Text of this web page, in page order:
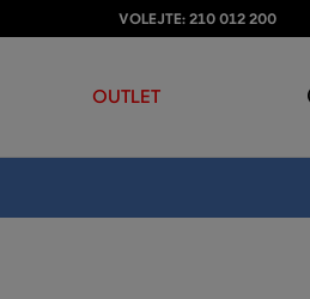
VOLEJTE: 210 012 200
OUTLET